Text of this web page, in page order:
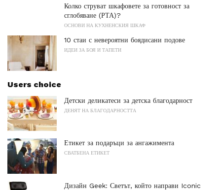
Колко струват шкафовете за готовност за
сглобяване (РТА)?
ОСНОВИ НА КУХНЕНСКИЯ ШКАФ
10 стаи с невероятни боядисани подове
ИДЕИ ЗА БОЯ И ТАПЕТИ
Users choice
Детски деликатеси за детска благодарност
ДЕНЯТ НА БЛАГОДАРНОСТТА
Етикет за подаръци за ангажимента
СВАТБЕНА ЕТИКЕТ
Дизайн Geek: Светът, който направи Iconic